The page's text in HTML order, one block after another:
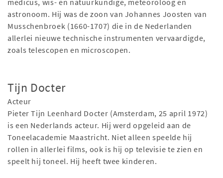
medicus, wis- en natuurkundige, meteoroloog en
astronoom. Hij was de zoon van Johannes Joosten van
Musschenbroek (1660-1707) die in de Nederlanden
allerlei nieuwe technische instrumenten vervaardigde,
zoals telescopen en microscopen.
Tijn Docter
Acteur
Pieter Tijn Leenhard Docter (Amsterdam, 25 april 1972)
is een Nederlands acteur. Hij werd opgeleid aan de
Toneelacademie Maastricht. Niet alleen speelde hij
rollen in allerlei films, ook is hij op televisie te zien en
speelt hij toneel. Hij heeft twee kinderen.